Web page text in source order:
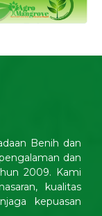
Benih dan
dan
2009. Kami
kualitas
kepuasan